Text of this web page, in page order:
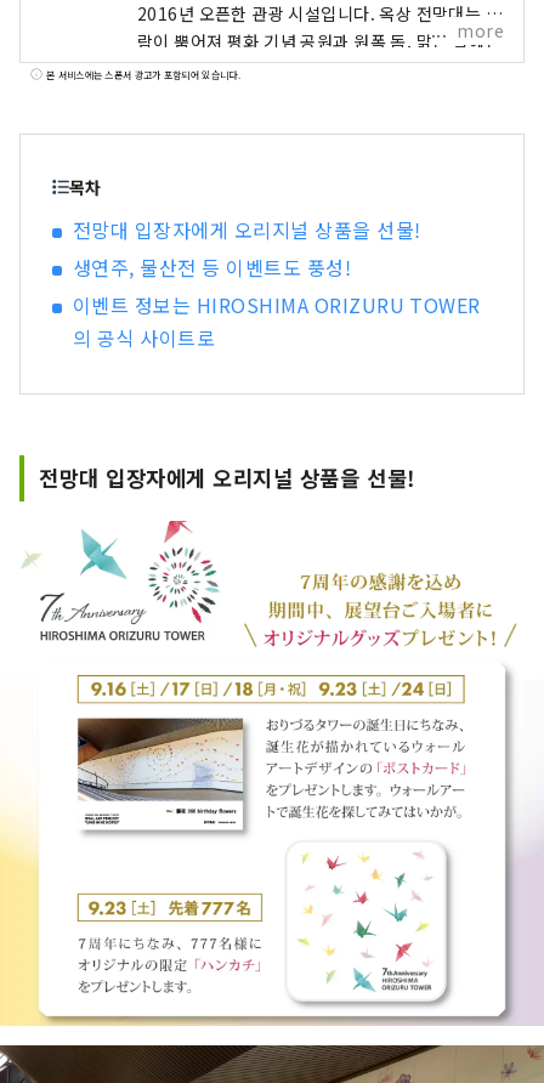
2016년 오픈한 관광 시설입니다. 옥상 전망대는 바
람이 뿜어져 평화 기념 공원과 원폭 돔, 맑은 날에는
미야지마의 야마야마까지 바라볼 수 있습니다. 12
습니다.
more
본 서비스에는 스폰서 광고가 포함되어 있습니다.
목차
전망대 입장자에게 오리지널 상품을 선물!
생연주, 물산전 등 이벤트도 풍성!
이벤트 정보는 HIROSHIMA ORIZURU TOWER
의 공식 사이트로
전망대 입장자에게 오리지널 상품을 선물!